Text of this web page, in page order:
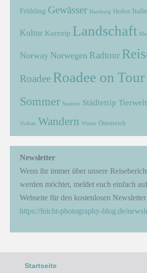
Frühling Gewässer Hamburg Herbst
Kultur Kurztrip Landschaft
Norway Norwegen Radtour
Roadee Roadee on Tour
Sommer Spanien Städtetrip Tierwelt
Vulkan Wandern Winter Österreich
Newsletter
Wenn ihr immer über unsere
werden möchtet, meldet euch einfach
Webseite für den kostenlosen Newsletter
https://feicht-photography-blog.de/
Startseite